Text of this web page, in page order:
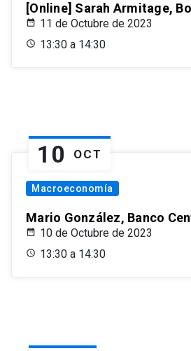
[Online] Sarah Armitage,
11 de Octubre de 2023
13:30 a 14:30
10 OCT
Macroeconomía
Mario González, Banco
10 de Octubre de 2023
13:30 a 14:30